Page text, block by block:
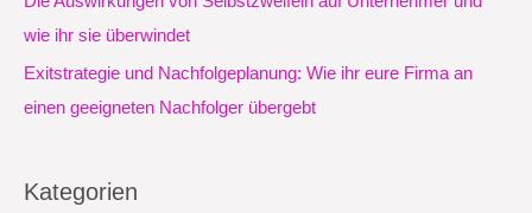
wie ihr sie überwindet
Exitstrategie und Nachfolgeplanung: Wie ihr eure Firma an
einen geeigneten Nachfolger übergebt
Kategorien